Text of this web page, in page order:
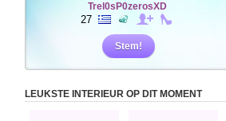
Trel0sP0zerosXD
27
Stem!
LEUKSTE INTERIEUR OP DIT MOMENT